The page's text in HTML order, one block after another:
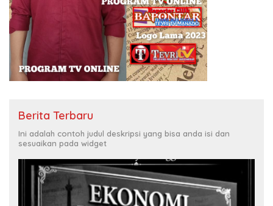
Berita Terbaru
Ini adalah contoh judul deskripsi yang bisa anda isi dan
sesuaikan pada widget